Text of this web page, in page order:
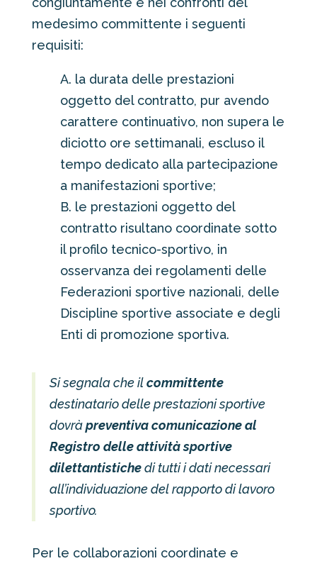
medesimo committente i seguenti
requisiti:
A. la durata delle prestazioni
oggetto del contratto, pur avendo
carattere continuativo, non supera le
diciotto ore settimanali, escluso il
tempo dedicato alla partecipazione
a manifestazioni sportive;
B. le prestazioni oggetto del
contratto risultano coordinate sotto
il profilo tecnico-sportivo, in
osservanza dei regolamenti delle
Federazioni sportive nazionali, delle
Discipline sportive associate e degli
Enti di promozione sportiva.
Si segnala che ilcommittente
destinatario delle prestazioni sportive
dovràpreventiva comunicazione al
Registro delle attività sportive
dilettantistichedi tutti i dati necessari
all’individuazione del rapporto di lavoro
sportivo.
Per le collaborazioni coordinate e